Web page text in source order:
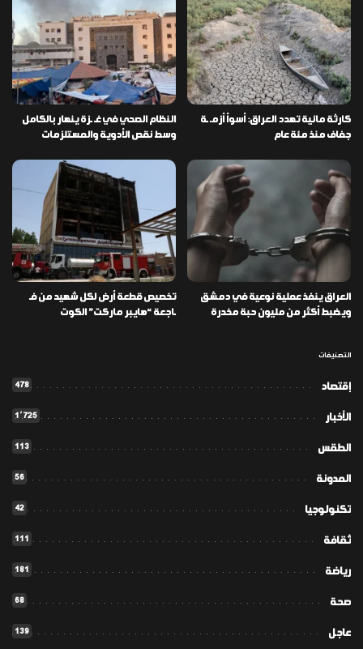
كارثة مائية تهدد العراق: أسوأ أزمـ ـة
جفاف منذ مئة عام
النظام الصحي في غـ ـزة ينهار بالكامل
وسط نقص الأدوية والمستلزمات
العراق ينفذ عملية نوعية في دمشق
ويضبط أكثر من مليون حبة مخدرة
تخصيص قطعة أرض لكل شهيد من فـ
ـاجعة “هايبر ماركت” الكوت
التصنيفات
إقتصاد 478
الأخبار 1٬725
الطقس 113
المدونة 56
تكنولوجيا 42
ثقافة 111
رياضة 181
صحة 68
عاجل 139